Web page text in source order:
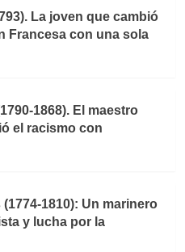
La joven que cambió
Francesa con una sola
1868). El maestro
el racismo con
1810): Un marinero
y lucha por la